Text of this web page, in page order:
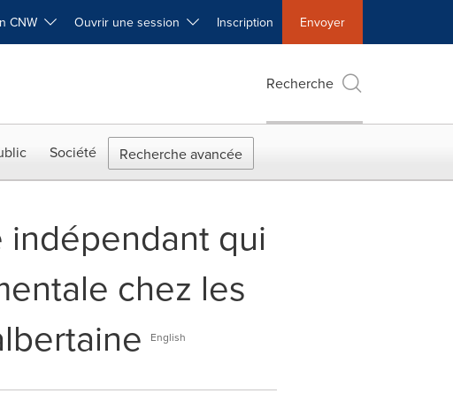
CNW Ouvrir une session Inscription Envoyer
Recherche
Société Recherche avancée
indépendant qui
chez les
English